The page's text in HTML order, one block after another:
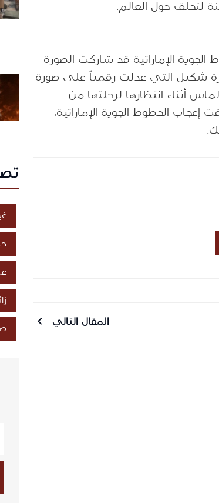
لتحلق حول العالم
الإماراتية قد شاركت الصورة
التشكيلية سارة شكيل التي عدلت رقمياً على صورة
أثناء انتظارها لرحلتها من
الخطوط الجوية الإماراتية،
المقال التالي